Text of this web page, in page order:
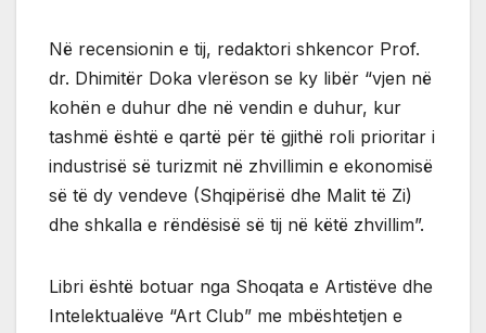
Në recensionin e tij, redaktori shkencor Prof.
dr. Dhimitër Doka vlerëson se ky libër “vjen në
kohën e duhur dhe në vendin e duhur, kur
tashmë është e qartë për të gjithë roli prioritar i
industrisë së turizmit në zhvillimin e ekonomisë
së të dy vendeve (Shqipërisë dhe Malit të Zi)
dhe shkalla e rëndësisë së tij në këtë zhvillim”.
Libri është botuar nga Shoqata e Artistëve dhe
Intelektualëve “Art Club” me mbështetjen e